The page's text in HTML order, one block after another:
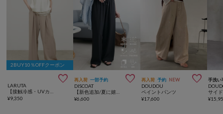
2BUY10％OFFクーポン

LARUTA
¥9,350
再入荷 一部予約 
DISCOAT
¥6,600
再入荷 予約 NEW 
DOUDOU
ペイントパンツ
¥17,600
手洗い
¥